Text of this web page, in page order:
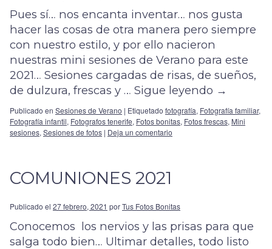
Pues sí… nos encanta inventar… nos gusta
hacer las cosas de otra manera pero siempre
con nuestro estilo, y por ello nacieron
nuestras mini sesiones de Verano para este
2021… Sesiones cargadas de risas, de sueños,
de dulzura, frescas y … Sigue leyendo →
Publicado en Sesiones de Verano | Etiquetado fotografía, Fotografía familiar,
Fotografía infantil, Fotografos tenerife, Fotos bonitas, Fotos frescas, Mini
sesiones, Sesiones de fotos | Deja un comentario
COMUNIONES 2021
Publicado el 27 febrero, 2021 porTus Fotos Bonitas
Conocemos los nervios y las prisas para que
salga todo bien… Ultimar detalles, todo listo